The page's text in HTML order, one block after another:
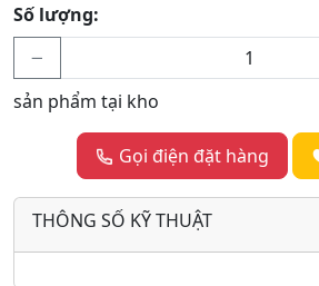
Số lượng:
sản phẩm tại kho
Gọi điện đặt hàng
THÔNG SỐ KỸ THUẬT